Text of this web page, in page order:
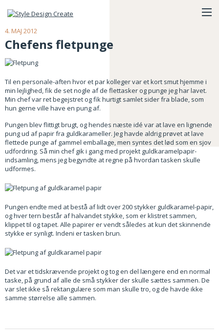
4. MAJ 2012
Chefens fletpunge
Til en personale-aften hvor et par kolleger var et kort smut hjemme i
min lejlighed, fik de set nogle af de flettasker og punge jeg har lavet.
Min chef var ret begejstret og fik hurtigt samlet sider fra blade, som
hun gerne ville have en pung af.
Pungen blev flittigt brugt, og hendes næste idé var at lave en lignende
pung ud af papir fra guldkarameller. Jeg havde aldrig prøvet at lave
flettede punge af gammel emballage, men syntes det lød som en sjov
udfordring. Så min chef gik i gang med projekt guldkaramelpapir-
indsamling, mens jeg begyndte at regne på hvordan tasken skulle
udformes.
Pungen endte med at bestå af lidt over 200 stykker guldkaramel-papir,
og hver tern består af halvandet stykke, som er klistret sammen,
klippet til og tapet. Alle papirer er vendt således at kun det skinnende
stykke er synligt. Indeni er tasken brun.
Det var et tidskrævende projekt og tog en del længere end en normal
taske, på grund af alle de små stykker der skulle sættes sammen. De
var slet ikke så rektangulære som man skulle tro, og de havde ikke
samme størrelse alle sammen.